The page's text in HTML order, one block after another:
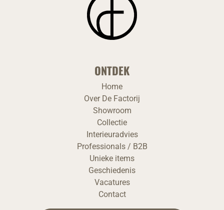
ONTDEK
Home
Over De Factorij
Showroom
Collectie
Interieuradvies
Professionals / B2B
Unieke items
Geschiedenis
Vacatures
Contact